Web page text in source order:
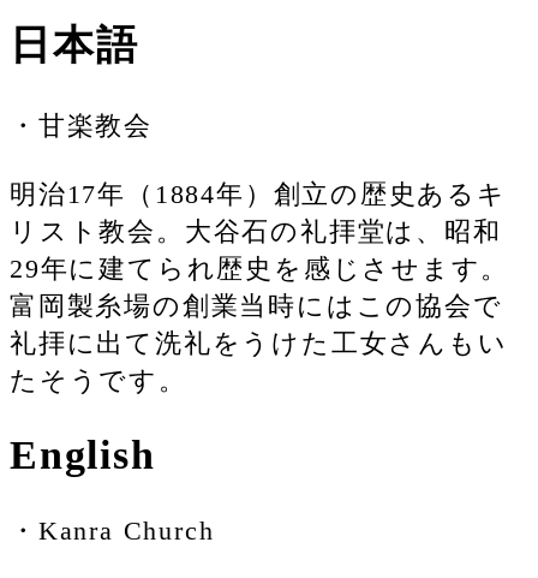
日本語
・甘楽教会
明治17年（1884年）創立の歴史あるキ
リスト教会。大谷石の礼拝堂は、昭和
29年に建てられ歴史を感じさせます。
富岡製糸場の創業当時にはこの協会で
礼拝に出て洗礼をうけた工女さんもい
たそうです。
English
・Kanra Church